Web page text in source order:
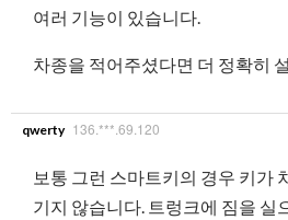
여러 기능이 있습니다.
차종을 적어주셨다면 더 정확히
qwerty 136.***.69.120
보통 그런 스마트키의 경우 키가
기지 않습니다. 트렁크에 짐을 실